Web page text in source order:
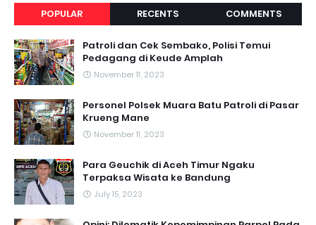
POPULAR RECENTS COMMENTS
Patroli dan Cek Sembako, Polisi Temui
Pedagang di Keude Amplah
November 11, 2023
Personel Polsek Muara Batu Patroli di Pasar
Krueng Mane
November 11, 2023
Para Geuchik di Aceh Timur Ngaku
Terpaksa Wisata ke Bandung
July 15, 2023